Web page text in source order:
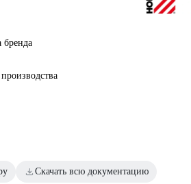
Скачать всю документацию